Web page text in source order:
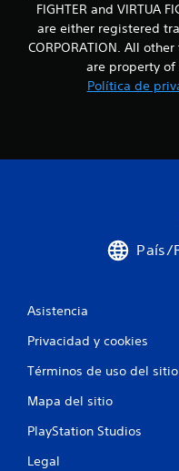
FIGHTER and VIRTUA
are either registered
CORPORATION. All
are property of
Política de
País/
Asistencia
Privacidad y cookies
Términos de uso del
Mapa del sitio
PlayStation Studios
Legal